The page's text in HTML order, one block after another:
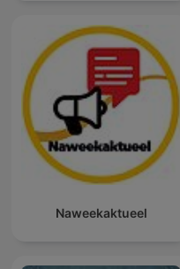
Naweekaktueel